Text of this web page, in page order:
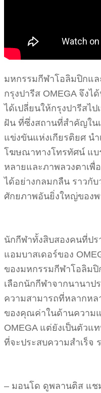
มหกรรมกีฬาโอลิมปิกแ
กรุงปารีส OMEGA จึง
ได้เปลี่ยนให้กรุงปารีสไ
ฝัน ที่ซึ่งสถานที่สำคัญใน
แข่งขันแห่งเกียรติยศ น
โฆษณาทางโทรทัศน์ แบ
หลายและภาพลวงตาเพื่
ได้อย่างกลมกลืน ราวกั
ศักยภาพอันยิ่งใหญ่ของพ
นักกีฬาทั้งสิบสองคนที่ป
แอมบาสเดอร์ของ
ของมหกรรมกีฬาโอลิม
เลือกนักกีฬาจากนานาป
ความสามารถที่หลากหล
ของคุณค่าในด้านความ
OMEGA แต่ยังเป็นตัว
ที่จะประสบความสำเร็จ
– มอนโด ดูพลานติส แ